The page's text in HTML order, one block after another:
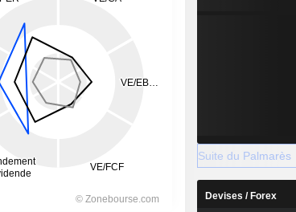
Suite du Palmarès
Devises / Forex